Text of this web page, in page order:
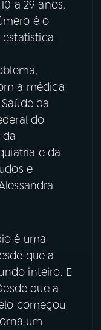
a 29 anos,
é o
a médica
da
do
e da
e
é uma
que a
inteiro. E
que a
começou
um